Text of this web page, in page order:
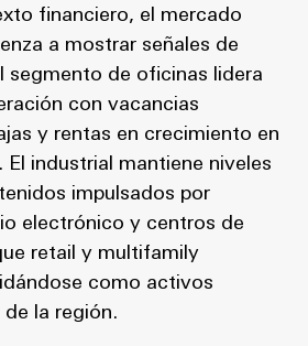
financiero, el mercado
a mostrar señales de
segmento de oficinas lidera
con vacancias
y rentas en crecimiento en
El industrial mantiene niveles
impulsados por
electrónico y centros de
retail y multifamily
como activos
la región.